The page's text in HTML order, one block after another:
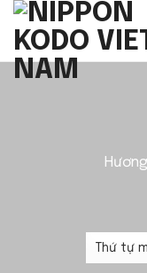
Bỏ
qua
nội
dung